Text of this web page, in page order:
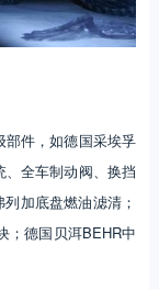
部件，如德国采埃孚
全车制动阀、换挡
加底盘燃油滤清；
；德国贝洱BEHR中